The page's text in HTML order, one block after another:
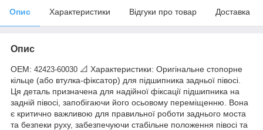
Опис Характеристики Відгуки про товар Доставка
Опис
OEM: 42423-60030 📐 Характеристики: Оригінальне стопорне
кільце (або втулка-фіксатор) для підшипника задньої півосі.
Ця деталь призначена для надійної фіксації підшипника на
задній півосі, запобігаючи його осьовому переміщенню. Вона
є критично важливою для правильної роботи заднього моста
та безпеки руху, забезпечуючи стабільне положення півосі та